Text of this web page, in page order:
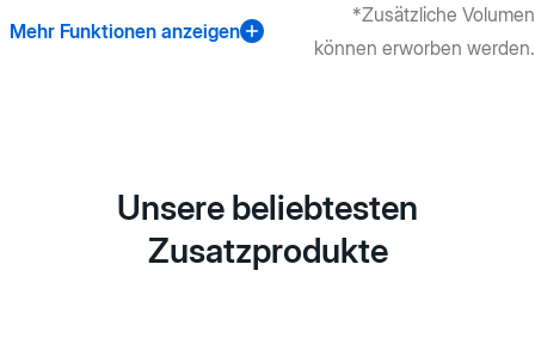
Mehr Funktionen anzeigen
*Zusätzliche Volumen
können erworben werden.
Unsere beliebtesten
Zusatzprodukte